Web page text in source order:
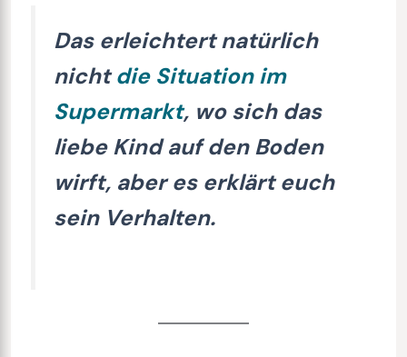
Das erleichtert natürlich
nichtdie Situation im
Supermarkt, wo sich das
liebe Kind auf den Boden
wirft, aber es erklärt euch
sein Verhalten.